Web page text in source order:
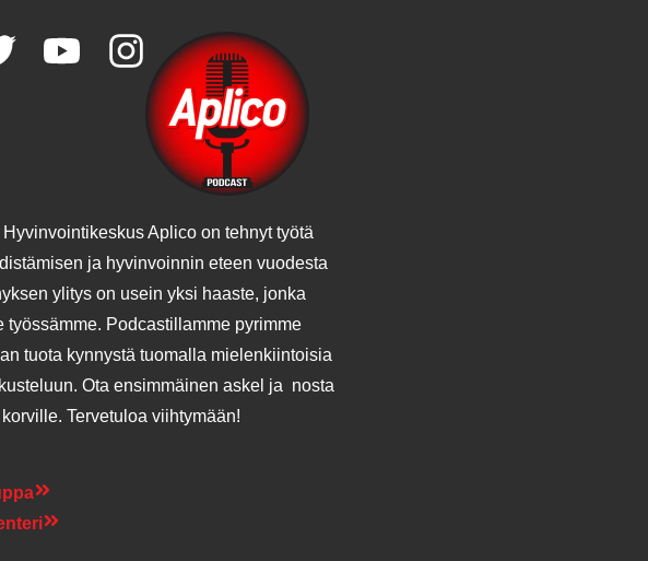
Hyvinvointikeskus Aplico on tehnyt työtä
ja hyvinvoinnin eteen vuodesta
ylitys on usein yksi haaste, jonka
työssämme. Podcastillamme pyrimme
tuota kynnystä tuomalla mielenkiintoisia
Ota ensimmäinen askel ja nosta
Tervetuloa viihtymään!